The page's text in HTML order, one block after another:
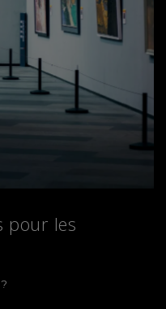
pour les